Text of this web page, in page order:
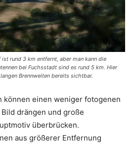
rund 3 km entfernt, aber man kann die
bei Fuchsstadt sind es rund 5 km. Hier
Brennweiten bereits sichtbar.
können einen weniger fotogenen
drängen und große
überbrücken.
aus größerer Entfernung